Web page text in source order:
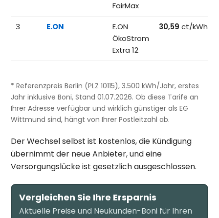
FairMax
3 E.ON
E.ON
ÖkoStrom
Extra 12
30,59 ct/kWh
* Referenzpreis Berlin (PLZ 10115), 3.500 kWh/Jahr, erstes
Jahr inklusive Boni, Stand 01.07.2026. Ob diese Tarife an
Ihrer Adresse verfügbar und wirklich günstiger als EG
Wittmund sind, hängt von Ihrer Postleitzahl ab.
Der Wechsel selbst ist kostenlos, die Kündigung
übernimmt der neue Anbieter, und eine
Versorgungslücke ist gesetzlich ausgeschlossen.
Vergleichen Sie Ihre Ersparnis
Aktuelle Preise und Neukunden-Boni für Ihren